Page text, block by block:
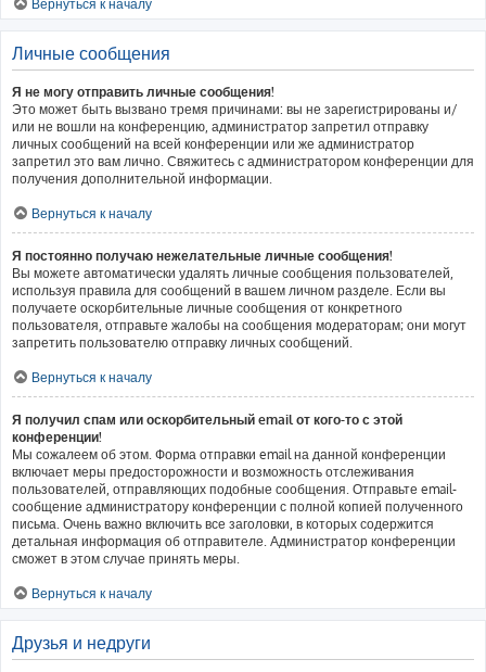
Вернуться к началу
Личные сообщения
Я не могу отправить личные сообщения!
Это может быть вызвано тремя причинами: вы не зарегистрированы и/
или не вошли на конференцию, администратор запретил отправку
личных сообщений на всей конференции или же администратор
запретил это вам лично. Свяжитесь с администратором конференции для
получения дополнительной информации.
Вернуться к началу
Я постоянно получаю нежелательные личные сообщения!
Вы можете автоматически удалять личные сообщения пользователей,
используя правила для сообщений в вашем личном разделе. Если вы
получаете оскорбительные личные сообщения от конкретного
пользователя, отправьте жалобы на сообщения модераторам; они могут
запретить пользователю отправку личных сообщений.
Вернуться к началу
Я получил спам или оскорбительный email от кого-то с этой
конференции!
Мы сожалеем об этом. Форма отправки email на данной конференции
включает меры предосторожности и возможность отслеживания
пользователей, отправляющих подобные сообщения. Отправьте email-
сообщение администратору конференции с полной копией полученного
письма. Очень важно включить все заголовки, в которых содержится
детальная информация об отправителе. Администратор конференции
сможет в этом случае принять меры.
Вернуться к началу
Друзья и недруги